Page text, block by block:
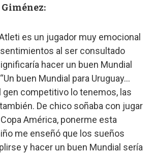
Giménez:
es un jugador muy emocional
al ser consultado
hacer un buen Mundial
buen Mundial para Uruguay…
gen competitivo lo tenemos, las
De chico soñaba con jugar
América, ponerme esta
me enseñó que los sueños
y hacer un buen Mundial sería